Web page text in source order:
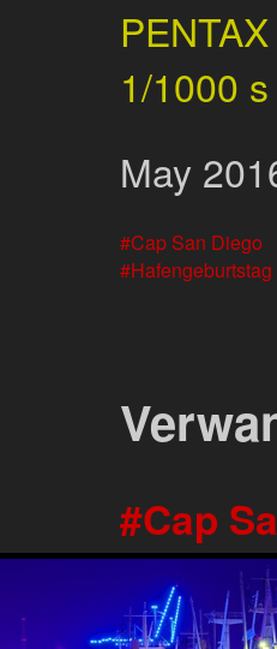
1/1000 s
May
Cap San Diego
Cap